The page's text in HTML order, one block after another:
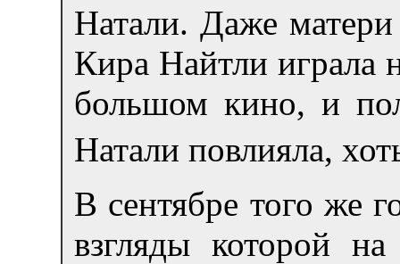
Натали. Даже
Кира Найтли играла
большом кино, и
Натали повлияла,
В сентябре того же
взгляды которой